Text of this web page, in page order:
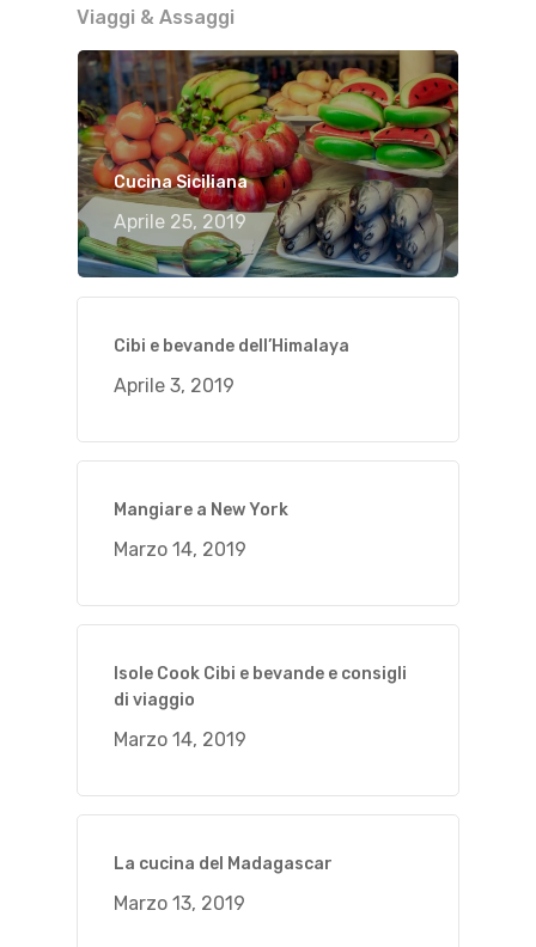
Viaggi & Assaggi
Cucina Siciliana
Aprile 25, 2019
Cibi e bevande dell’Himalaya
Aprile 3, 2019
Mangiare a New York
Marzo 14, 2019
Isole Cook Cibi e bevande e consigli
di viaggio
Marzo 14, 2019
La cucina del Madagascar
Marzo 13, 2019